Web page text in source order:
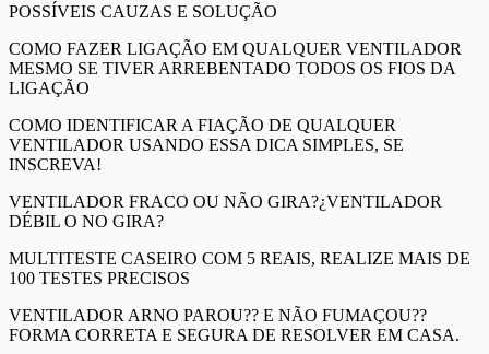
POSSÍVEIS CAUZAS E SOLUÇÃO
COMO FAZER LIGAÇÃO EM QUALQUER VENTILADOR
MESMO SE TIVER ARREBENTADO TODOS OS FIOS DA
LIGAÇÃO
COMO IDENTIFICAR A FIAÇÃO DE QUALQUER
VENTILADOR USANDO ESSA DICA SIMPLES, SE
INSCREVA!
VENTILADOR FRACO OU NÃO GIRA?¿VENTILADOR
DÉBIL O NO GIRA?
MULTITESTE CASEIRO COM 5 REAIS, REALIZE MAIS DE
100 TESTES PRECISOS
VENTILADOR ARNO PAROU?? E NÃO FUMAÇOU??
FORMA CORRETA E SEGURA DE RESOLVER EM CASA.